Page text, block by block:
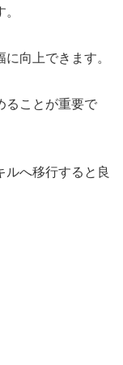
向上できます。
ることが重要で
ルへ移行すると良